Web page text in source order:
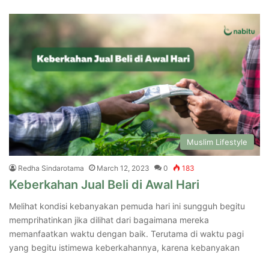
Muslim Lifestyle
Redha Sindarotama March 12, 2023 0 183
Keberkahan Jual Beli di Awal Hari
Melihat kondisi kebanyakan pemuda hari ini sungguh begitu
memprihatinkan jika dilihat dari bagaimana mereka
memanfaatkan waktu dengan baik. Terutama di waktu pagi
yang begitu istimewa keberkahannya, karena kebanyakan